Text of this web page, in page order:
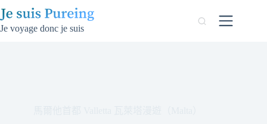
跳
至
Je voyage donc je suis